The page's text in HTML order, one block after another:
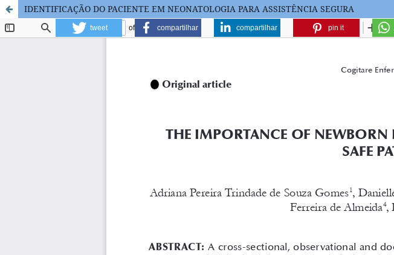
IDENTIFICAÇÃO DO PACIENTE EM NEONATOLOGIA PARA ASSISTÊNCIA SEGURA
tweet compartilhar compartilhar pin it